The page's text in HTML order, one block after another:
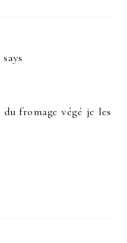
says
fromage végé je les